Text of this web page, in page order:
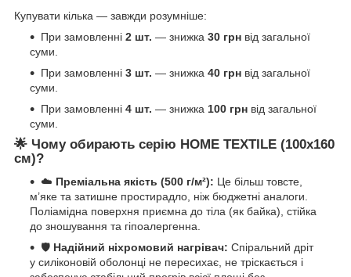
Купувати кілька — завжди розумніше:
При замовленні 2 шт. — знижка 30 грн від загальної
суми.
При замовленні 3 шт. — знижка 40 грн від загальної
суми.
При замовленні 4 шт. — знижка 100 грн від загальної
суми.
🌟 Чому обирають серію HOME TEXTILE (100х160
см)?
☁️ Преміальна якість (500 г/м²): Це більш товсте,
м’яке та затишне простирадло, ніж бюджетні аналоги.
Поліамідна поверхня приємна до тіла (як байка), стійка
до зношування та гіпоалергенна.
🛡️ Надійний ніхромовий нагрівач: Спіральний дріт
у силіконовій оболонці не пересихає, не тріскається і